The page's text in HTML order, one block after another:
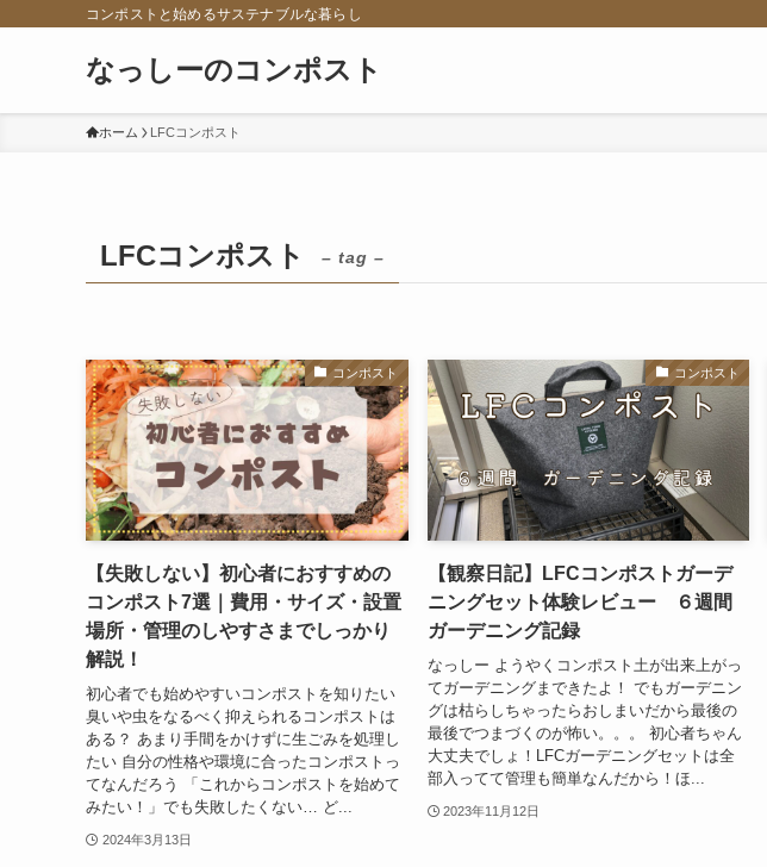
コンポストと始めるサステナブルな暮らし
なっしーのコンポスト
ホーム LFCコンポスト
LFCコンポスト – tag –
コンポスト
【失敗しない】初心者におすすめの
コンポスト7選｜費用・サイズ・設置
場所・管理のしやすさまでしっかり
解説！
初心者でも始めやすいコンポストを知りたい
臭いや虫をなるべく抑えられるコンポストは
ある？ あまり手間をかけずに生ごみを処理し
たい 自分の性格や環境に合ったコンポストっ
てなんだろう 「これからコンポストを始めて
みたい！」でも失敗したくない… ど...
2024年3月13日
コンポスト
【観察日記】LFCコンポストガーデ
ニングセット体験レビュー ６週間
ガーデニング記録
なっしー ようやくコンポスト土が出来上がっ
てガーデニングまできたよ！ でもガーデニン
グは枯らしちゃったらおしまいだから最後の
最後でつまづくのが怖い。。。 初心者ちゃん
大丈夫でしょ！LFCガーデニングセットは全
部入ってて管理も簡単なんだから！ほ...
2023年11月12日